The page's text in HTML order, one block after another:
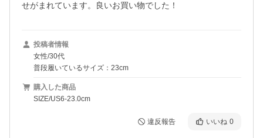
せがまれています。良いお買い物でした！
投稿者情報
女性/30代
普段履いているサイズ：23cm
購入した商品
SIZE/US6-23.0cm
違反報告 いいね 0